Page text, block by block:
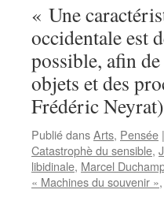
« Une
occidentale est
possible, afin
objets et des
Frédéric
Publié dansArts, Pensée |
Catastrophè du sensible,
libidinale, Marcel
« Machines du souvenir »,